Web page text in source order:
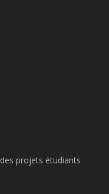
projets étudiants